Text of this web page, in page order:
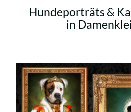
Hundeporträts &
in